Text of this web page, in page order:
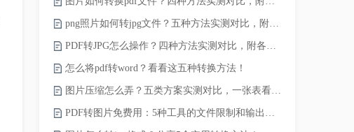
png照片如何转jpg文件？五种方法实测对比，附各场景最优选!！
PDF转JPG怎么操作？四种方法实测对比，附各场景最优选！
怎么将pdf转word？看看这五种转换方法！
图片压缩怎么弄？五类方案实测对比，一张表看懂怎么选！
PDF转图片免费用：5种工具的文件限制和输出质量对比！